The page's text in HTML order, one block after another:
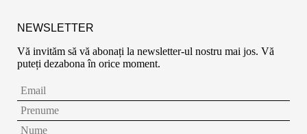
NEWSLETTER
Vă invităm să vă abonați la newsletter-ul nostru mai jos. Vă
puteți dezabona în orice moment.